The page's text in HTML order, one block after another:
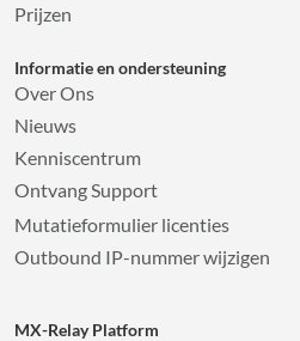
Prijzen
Informatie en ondersteuning
Over Ons
Nieuws
Kenniscentrum
Ontvang Support
Mutatieformulier licenties
Outbound IP-nummer wijzigen
MX-Relay Platform